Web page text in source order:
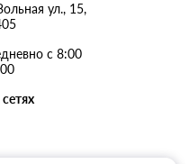
ул., 15,
с 8:00